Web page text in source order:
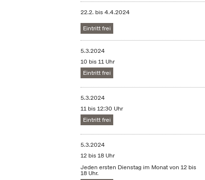
22.2. bis4.4.2024
Eintritt frei
5.3.2024
10 bis 11 Uhr
Eintritt frei
5.3.2024
11 bis 12:30 Uhr
Eintritt frei
5.3.2024
12 bis 18 Uhr
Jeden ersten Dienstag im Monat von 12 bis
18 Uhr.